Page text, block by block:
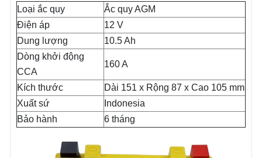
Loại ắc quy
Ắc quy AGM
Điện áp
12 V
Dung lượng
10.5 Ah
Dòng khởi động
CCA
160 A
Kích thước
Dài 151 x Rộng 87 x Cao 105 mm
Xuất sứ
Indonesia
Bảo hành
6 tháng